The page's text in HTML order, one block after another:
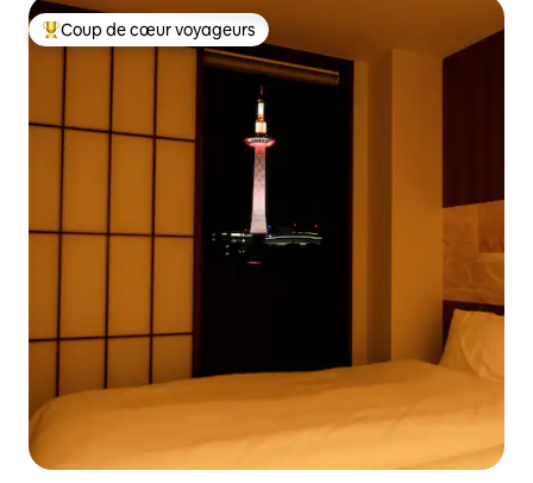
Coups de cœur voyageurs les plus appréciés
Coup de cœur voyageurs